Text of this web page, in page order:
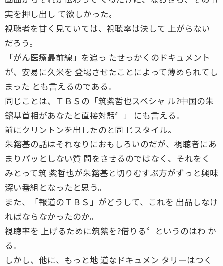
実を押し出し て欲しかった。
視聴者を甘く見ていては、視聴率は決して 上がらない
だろう。
「がん医療最前線」を追っ たせっかくのドキュメント
が、安易に久米を 登場させたことによって薄められてし
まった とも言えるのである。
同じことは、ＴＢＳの「筑紫哲也スペシャ ル?中国の朱
鎔基首相があなたと直接対話〞」 にも言える。
前にクリントンを出したのと同 じスタイル。
朱鎔基の話はそれなりにおもしろいのだが、視聴者にあ
まりパッとしない質 問をさせるのではなく、それをく
みとって筑 紫哲也が朱鎔基と切りむすぶ方がずっと興味
深い番組となったと思う。
また、「報道のＴＢＳ」がどうして、これを 出品しなけ
ればならなかったのか。
視聴率を 上げるために筑紫を?借りる〞というのはわ か
る。
しかし、他に、もっと地 道なドキュメン タリーはつく